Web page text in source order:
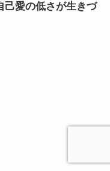
己愛の低さが生きづ